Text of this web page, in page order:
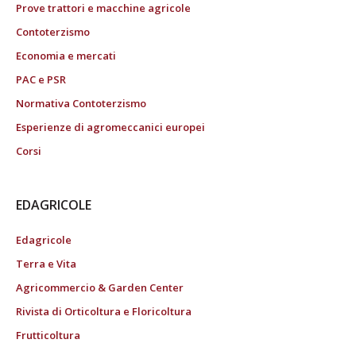
Prove trattori e macchine agricole
Contoterzismo
Economia e mercati
PAC e PSR
Normativa Contoterzismo
Esperienze di agromeccanici europei
Corsi
EDAGRICOLE
Edagricole
Terra e Vita
Agricommercio & Garden Center
Rivista di Orticoltura e Floricoltura
Frutticoltura